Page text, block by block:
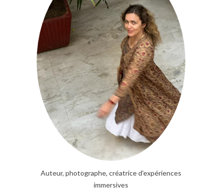
Auteur, photographe, créatrice d'expériences
immersives